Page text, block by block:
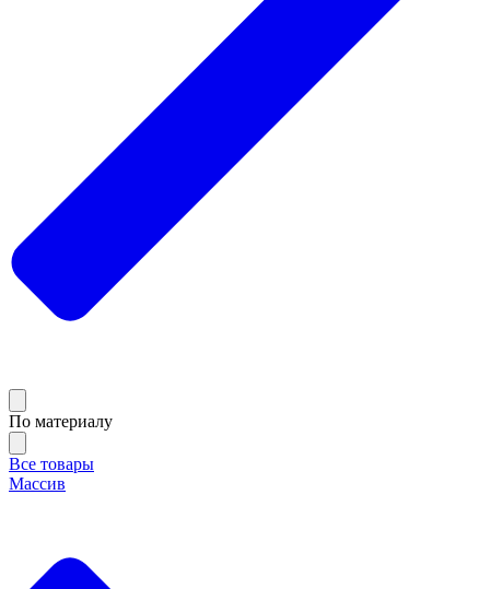
По материалу
Все товары
Массив